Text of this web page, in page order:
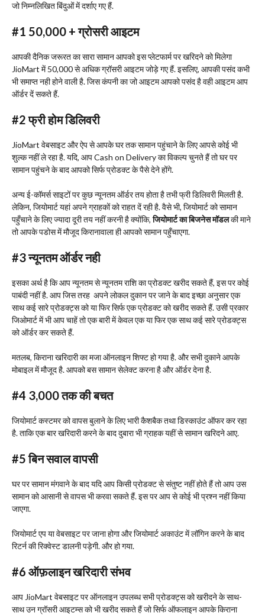
जो निम्नलिखित बिंदुओं में दर्शाए गए हैं.
#1 50,000 +ग्रोसरी आइटम
आपकी दैनिक जरूरत का सारा सामान आपको इस प्लेटफार्म पर खरिदने को मिलेगा
JioMart में 50,000 से अधिक ग्रॉसरी आइटम जोड़े गए हैं. इसलिए, आपकी पसंद कभी
भी समाप्त नही होने वाली है. जिस कंपनी का जो आइटम आपको पसंद है वही आइटम आप
ऑर्डर दें सकते हैं.
#2फ्री होम डिलिवरी
JioMart वेबसाइट और ऐप से आपके घर तक सामान पहुंचाने के लिए आपसे कोई भी
शुल्क नहीं ले रहा है. यदि, आप Cash on Delivery का विकल्प चुनते हैं तो घर पर
सामान पहुंचने के बाद आपको सिर्फ प्रोडक्ट के पैसे देने होंगे.
अन्य ई-कॉमर्स साइटों पर कुछ न्यूनतम ऑर्डर तय होता है तभी फ्री डिलिवरी मिलती है.
लेकिन, जियोमार्ट यहां अपने ग्राहकों को राहत दें रही है. वैसे भी, जियोमार्ट को सामान
पहुँचाने के लिए ज्यादा दूरी तय नहीं करनी है क्योंकि,जियोमार्ट का बिजनेस मॉडलकी माने
तो आपके पडोस में मौजूद किरानावाला ही आपको सामान पहुँचाएगा.
#3न्यूनतम ऑर्डर नही
इसका अर्थ है कि आप न्यूनतम से न्यूनतम राशि का प्रोडक्ट खरीद सकते हैं, इस पर कोई
पाबंदी नहीं है. आप जिस तरह अपने लोकल दुकान पर जाने के बाद इच्छा अनुसार एक
साथ कई सारे प्रोडक्ट्स को या फिर सिर्फ एक प्रोडक्ट को खरीद सकते हैं. उसी प्रकार
जिओमार्ट में भी आप चाहें तो एक बारी में केवल एक या फिर एक साथ कई सारे प्रोडक्ट्स
को ऑर्डर कर सकते हैं.
मतलब, किराना खरिदारी का मजा ऑनलाइन शिफ्ट हो गया है. और सभी दुकाने आपके
मोबाइल में मौजूद है. आपको बस सामान सेलेक्ट करना है और ऑर्डर देना है.
#4 3,000तक की बचत
जियोमार्ट कस्टमर को वापस बुलाने के लिए भारी कैशबैक तथा डिस्काउंट ऑफर कर रहा
है. ताकि एक बार खरिदारी करने के बाद दुबारा भी ग्राहक यहीं से सामान खरिदने आए.
#5बिन सवाल वापसी
घर पर सामान मंगवाने के बाद यदि आप किसी प्रोडक्ट से संतुष्ट नहीं होते हैं तो आप उस
सामान को आसानी से वापस भी करवा सकते हैं. इस पर आप से कोई भी प्रश्न नहीं किया
जाएगा.
जियोमार्ट एप या वेबसाइट पर जाना होगा और जियोमार्ट अकाउंट में लॉगिन करने के बाद
रिटर्न की रिक्वेस्ट डालनी पड़ेगी. और हो गया.
#6 ऑफ़लाइन खरिदारी संभव
आप JioMart वेबसाइट पर ऑनलाइन उपलब्ध सभी प्रोडक्ट्स को खरीदने के साथ-
साथ उन ग्रॉसरी आइटम्स को भी खरीद सकते हैं जो सिर्फ ऑफलाइन आपके किराना